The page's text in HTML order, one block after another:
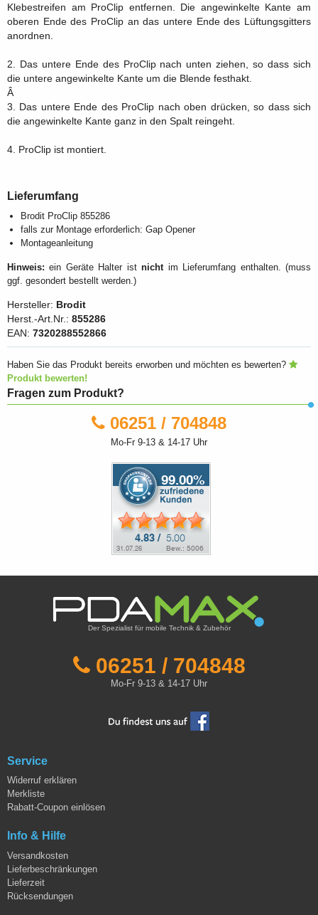
Klebestreifen am ProClip entfernen. Die angewinkelte Kante am
oberen Ende des ProClip an das untere Ende des Lüftungsgitters
anordnen.
2. Das untere Ende des ProClip nach unten ziehen, so dass sich
die untere angewinkelte Kante um die Blende festhakt.
Â
3. Das untere Ende des ProClip nach oben drücken, so dass sich
die angewinkelte Kante ganz in den Spalt reingeht.
4. ProClip ist montiert.
Lieferumfang
Brodit ProClip 855286
falls zur Montage erforderlich: Gap Opener
Montageanleitung
Hinweis: ein Geräte Halter istnicht im Lieferumfang enthalten. (muss
ggf. gesondert bestellt werden.)
Hersteller: Brodit
Herst.-Art.Nr.: 855286
EAN: 7320288552866
Haben Sie das Produkt bereits erworben und möchten es bewerten?
Produkt bewerten!
Fragen zum Produkt?
06251 / 704848
Mo-Fr 9-13 & 14-17 Uhr
Der Spezialist für mobile Technik & Zubehör
06251 / 704848
Mo-Fr 9-13 & 14-17 Uhr
Service
Widerruf erklären
Merkliste
Rabatt-Coupon einlösen
Info & Hilfe
Versandkosten
Lieferbeschränkungen
Lieferzeit
Rücksendungen